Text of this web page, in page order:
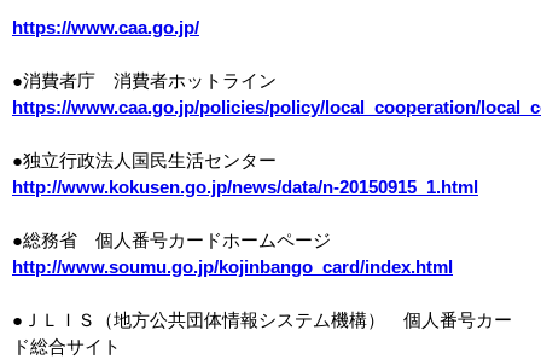
https://www.caa.go.jp/
●消費者庁 消費者ホットライン
https://www.caa.go.jp/policies/policy/local_cooperation/
●独立行政法人国民生活センター
http://www.kokusen.go.jp/news/data/n-20150915_1.html
●総務省 個人番号カードホームページ
http://www.soumu.go.jp/kojinbango_card/index.html
●ＪＬＩＳ（地方公共団体情報システム機構） 個人番号カー
ド総合サイト